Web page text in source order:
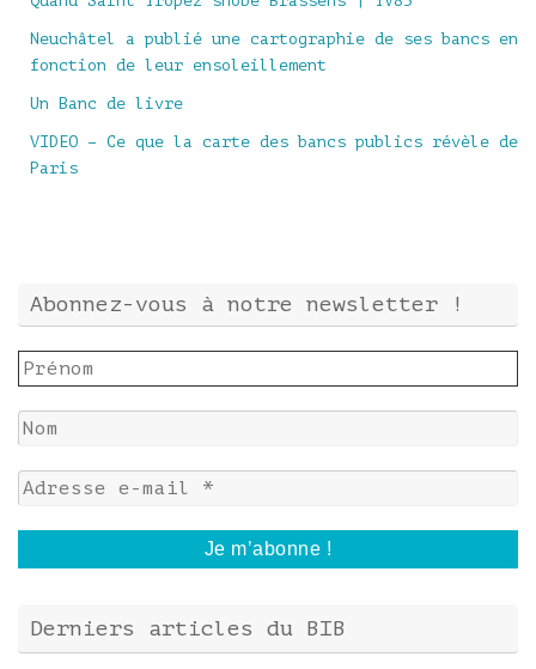
Neuchâtel a publié une cartographie de ses bancs en
fonction de leur ensoleillement
Un Banc de livre
VIDEO – Ce que la carte des bancs publics révèle de
Paris
Abonnez-vous à notre newsletter !
Derniers articles du BIB